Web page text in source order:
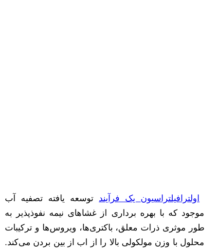
اولترافیلتراسیون یک فرآیند توسعه یافته تصفیه آب
موجود که با بهره برداری از غشاهای نیمه نفوذپذیر به
طور موثری ذرات معلق، باکتری‌ها، ویروس‌ها و ترکیبات
محلول با وزن مولکولی بالا را از اب از بین بردن می‌کند.